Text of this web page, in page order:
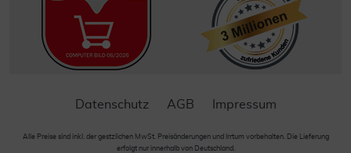
Datenschutz AGB Impressum
Alle Preise sind inkl. der gestzlichen MwSt. Preisänderungen und Irrtum vorbehalten. Die Lieferung
erfolgt nur innerhalb von Deutschland.